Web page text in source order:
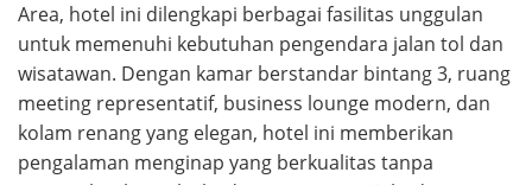
Area, hotel ini dilengkapi berbagai fasilitas unggulan
untuk memenuhi kebutuhan pengendara jalan tol dan
wisatawan. Dengan kamar berstandar bintang 3, ruang
meeting representatif, business lounge modern, dan
kolam renang yang elegan, hotel ini memberikan
pengalaman menginap yang berkualitas tanpa